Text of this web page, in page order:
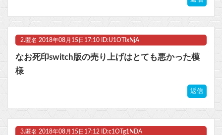
マスク 十兆円を失う‥投資家「アメリカ党？バカかコイツw」
ビットコイン再び1600万円へ。ドル円は147円に
Powered by livedoor 相互RSS
2. 匿名 2018年08月15日17:10 ID:U1OTIxNjA
なお死印switch版の売り上げはとても悪かった模
様
返信
3. 匿名 2018年08月15日17:12 ID:c1OTg1NDA